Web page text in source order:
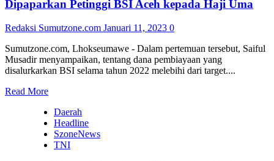
Sumut
Siap
Sukseskan
HPN
2023
Dipaparkan Petinggi BSI Aceh kepada Haji Uma
Redaksi Sumutzone.com Januari 11, 2023 0
Sumutzone.com, Lhokseumawe - Dalam pertemuan tersebut, Saiful
Musadir menyampaikan, tentang dana pembiayaan yang
disalurkarkan BSI selama tahun 2022 melebihi dari target....
Read MoreRead
about
Kondisi
Pembiayaan
KUR
Daerah
Headline
SzoneNews
TNI